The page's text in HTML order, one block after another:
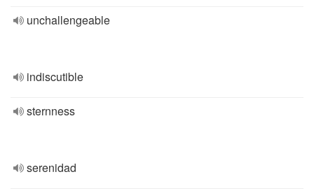
unchallengeable
indiscutible
sternness
serenidad